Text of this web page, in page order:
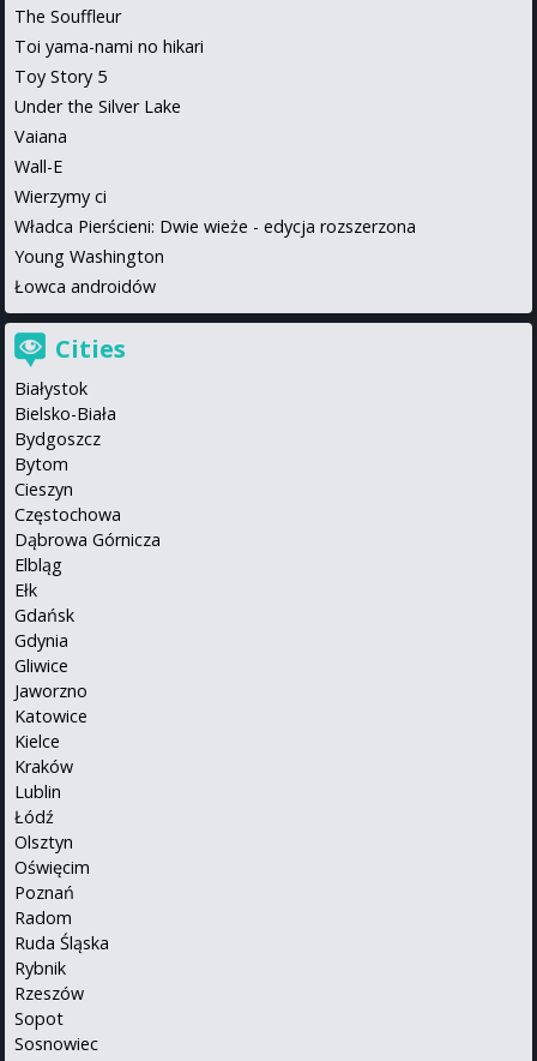
The Souffleur
Toi yama-nami no hikari
Toy Story 5
Under the Silver Lake
Vaiana
Wall-E
Wierzymy ci
Władca Pierścieni: Dwie wieże - edycja rozszerzona
Young Washington
Łowca androidów
Cities
Białystok
Bielsko-Biała
Bydgoszcz
Bytom
Cieszyn
Częstochowa
Dąbrowa Górnicza
Elbląg
Ełk
Gdańsk
Gdynia
Gliwice
Jaworzno
Katowice
Kielce
Kraków
Lublin
Łódź
Olsztyn
Oświęcim
Poznań
Radom
Ruda Śląska
Rybnik
Rzeszów
Sopot
Sosnowiec